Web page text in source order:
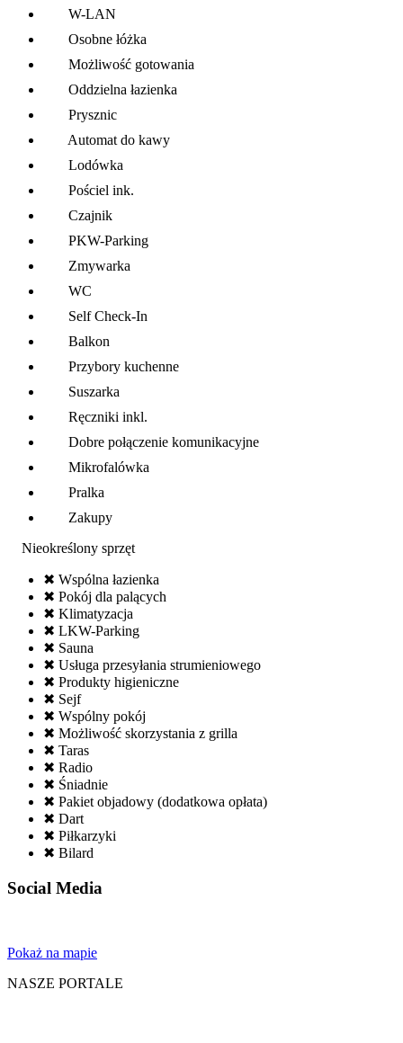
W-LAN
Osobne łóżka
Możliwość gotowania
Oddzielna łazienka
Prysznic
Automat do kawy
Lodówka
Pościel ink.
Czajnik
PKW-Parking
Zmywarka
WC
Self Check-In
Balkon
Przybory kuchenne
Suszarka
Ręczniki inkl.
Dobre połączenie komunikacyjne
Mikrofalówka
Pralka
Zakupy
Nieokreślony sprzęt
✖ Wspólna łazienka
✖ Pokój dla palących
✖ Klimatyzacja
✖ LKW-Parking
✖ Sauna
✖ Usługa przesyłania strumieniowego
✖ Produkty higieniczne
✖ Sejf
✖ Wspólny pokój
✖ Możliwość skorzystania z grilla
✖ Taras
✖ Radio
✖ Śniadnie
✖ Pakiet objadowy (dodatkowa opłata)
✖ Dart
✖ Piłkarzyki
✖ Bilard
Social Media
Pokaż na mapie
NASZE PORTALE